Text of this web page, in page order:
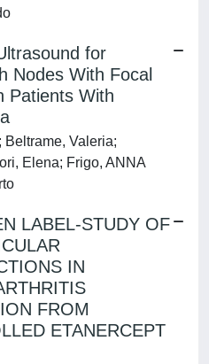
for
Nodes With Focal
Patients With
Valeria;
Elena; Frigo, ANNA
LABEL-STUDY OF
IN
FROM
ETANERCEPT